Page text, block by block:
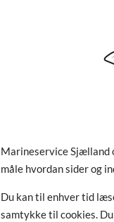
Marineservice Sjælland
måle hvordan sider og
Du kan til enhver tid
samtykke til cookies.